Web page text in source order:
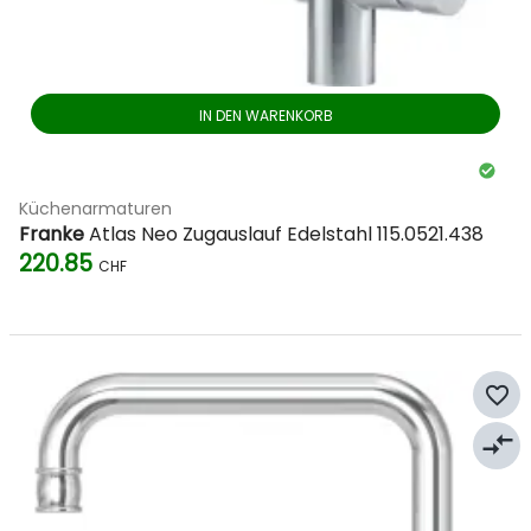
IN DEN WARENKORB
Küchenarmaturen
FrankeAtlas Neo Zugauslauf Edelstahl 115.0521.438
220.85 CHF
favorite_border
compare_arrows